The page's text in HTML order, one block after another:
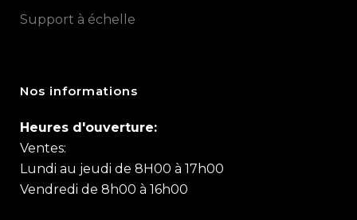
Support à échelle
Nos informations
Heures d'ouverture:
Ventes:
Lundi au jeudi de 8H00 à 17h00
Vendredi de 8h00 à 16h00